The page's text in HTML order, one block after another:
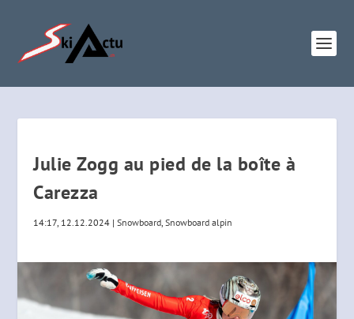
Julie Zogg au pied de la boîte à
Carezza
14:17, 12.12.2024 |Snowboard,Snowboard alpin